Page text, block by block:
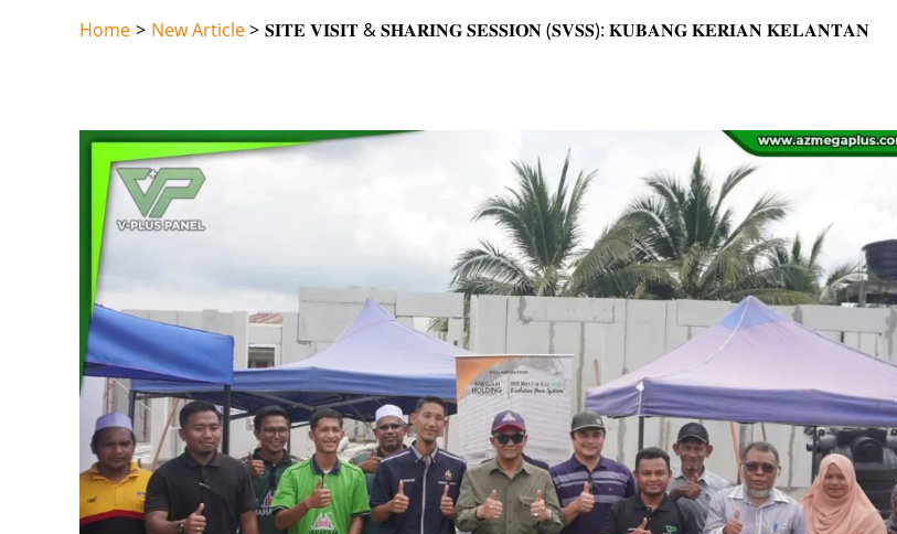
Home New Article 𝐒𝐈𝐓𝐄 𝐕𝐈𝐒𝐈𝐓 & 𝐒𝐇𝐀𝐑𝐈𝐍𝐆 𝐒𝐄𝐒𝐒𝐈𝐎𝐍 (𝐒𝐕𝐒𝐒): 𝐊𝐔𝐁𝐀𝐍𝐆 𝐊𝐄𝐑𝐈𝐀𝐍 𝐊𝐄𝐋𝐀𝐍𝐓𝐀𝐍
Post
navigation